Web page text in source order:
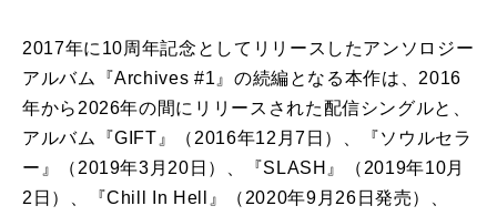
2017年に10周年記念としてリリースしたアンソロジー
アルバム『Archives #1』の続編となる本作は、2016
年から2026年の間にリリースされた配信シングルと、
アルバム『GIFT』（2016年12月7日）、『ソウルセラ
ー』（2019年3月20日）、『SLASH』（2019年10月
2日）、『Chill In Hell』（2020年9月26日発売）、